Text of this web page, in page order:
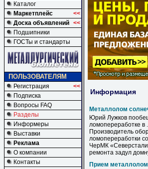
Каталог
Маркетплейс
<<
Доска объявлений <<
Подшипники
ГОСТы и стандарты
ПОЛЬЗОВАТЕЛЯМ
Регистрация
<<
Подписка
Вопросы FAQ
Разделы
Информеры
Выставки
Реклама
О компании
Контакты
Информация
Металлолом
Юрий Лужков
ломопереработке в
Производитель
ломопереработки
ЧерМК
ремонта задул
Прием